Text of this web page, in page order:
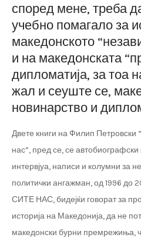
според мене, треба
учебно помагало за
македонското
и на македонската
дипломатија, за тоа
жал и сеуште се,
новинарство и
Двете книги на Филип Петровски
нас”, пред се, се
интервјуа, написи и колумни за
политички ангажман, од 1996 до
СИТЕ НАС, бидејќи говорат за
историја на Македонија, да не
македонски бурни премрежиња,